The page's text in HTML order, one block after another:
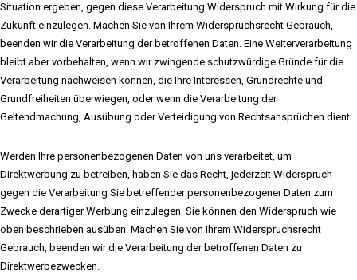
Situation ergeben, gegen diese Verarbeitung Widerspruch mit Wirkung für die
Zukunft einzulegen. Machen Sie von Ihrem Widerspruchsrecht Gebrauch,
beenden wir die Verarbeitung der betroffenen Daten. Eine Weiterverarbeitung
bleibt aber vorbehalten, wenn wir zwingende schutzwürdige Gründe für die
Verarbeitung nachweisen können, die Ihre Interessen, Grundrechte und
Grundfreiheiten überwiegen, oder wenn die Verarbeitung der
Geltendmachung, Ausübung oder Verteidigung von Rechtsansprüchen dient.
Werden Ihre personenbezogenen Daten von uns verarbeitet, um
Direktwerbung zu betreiben, haben Sie das Recht, jederzeit Widerspruch
gegen die Verarbeitung Sie betreffender personenbezogener Daten zum
Zwecke derartiger Werbung einzulegen. Sie können den Widerspruch wie
oben beschrieben ausüben. Machen Sie von Ihrem Widerspruchsrecht
Gebrauch, beenden wir die Verarbeitung der betroffenen Daten zu
Direktwerbezwecken.